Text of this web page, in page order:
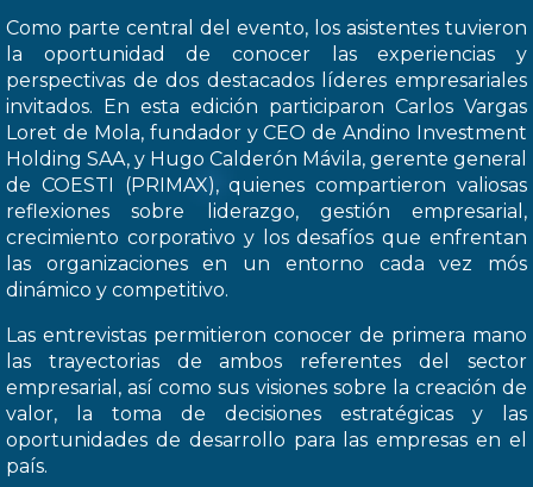
Como parte central del evento, los asistentes tuvieron
la oportunidad de conocer las experiencias y
perspectivas de dos destacados líderes empresariales
invitados. En esta edición participaron Carlos Vargas
Loret de Mola, fundador y CEO de Andino Investment
Holding SAA, y Hugo Calderón Mávila, gerente general
de COESTI (PRIMAX), quienes compartieron valiosas
reflexiones sobre liderazgo, gestión empresarial,
crecimiento corporativo y los desafíos que enfrentan
las organizaciones en un entorno cada vez mós
dinámico y competitivo.
Las entrevistas permitieron conocer de primera mano
las trayectorias de ambos referentes del sector
empresarial, así como sus visiones sobre la creación de
valor, la toma de decisiones estratégicas y las
oportunidades de desarrollo para las empresas en el
país.